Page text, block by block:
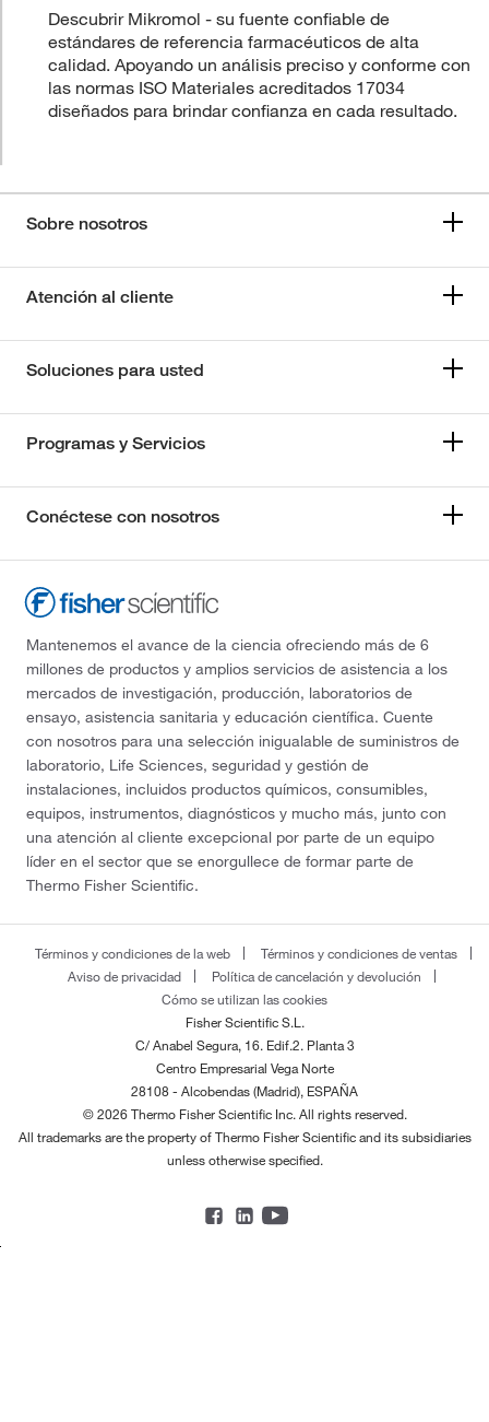
Descubrir Mikromol - su fuente confiable de
estándares de referencia farmacéuticos de alta
calidad. Apoyando un análisis preciso y conforme con
las normas ISO Materiales acreditados 17034
diseñados para brindar confianza en cada resultado.
Sobre nosotros
Atención al cliente
Soluciones para usted
Programas y Servicios
Conéctese con nosotros
Mantenemos el avance de la ciencia ofreciendo más de 6
millones de productos y amplios servicios de asistencia a los
mercados de investigación, producción, laboratorios de
ensayo, asistencia sanitaria y educación científica. Cuente
con nosotros para una selección inigualable de suministros de
laboratorio, Life Sciences, seguridad y gestión de
instalaciones, incluidos productos químicos, consumibles,
equipos, instrumentos, diagnósticos y mucho más, junto con
una atención al cliente excepcional por parte de un equipo
líder en el sector que se enorgullece de formar parte de
Thermo Fisher Scientific.
Términos y condiciones de la web
Términos y condiciones de ventas
Aviso de privacidad
Política de cancelación y devolución
Cómo se utilizan las cookies
Fisher Scientific S.L.
C/ Anabel Segura, 16. Edif.2. Planta 3
Centro Empresarial Vega Norte
28108 - Alcobendas (Madrid), ESPAÑA
© 2026 Thermo Fisher Scientific Inc. All rights reserved.
All trademarks are the property of Thermo Fisher Scientific and its subsidiaries
unless otherwise specified.